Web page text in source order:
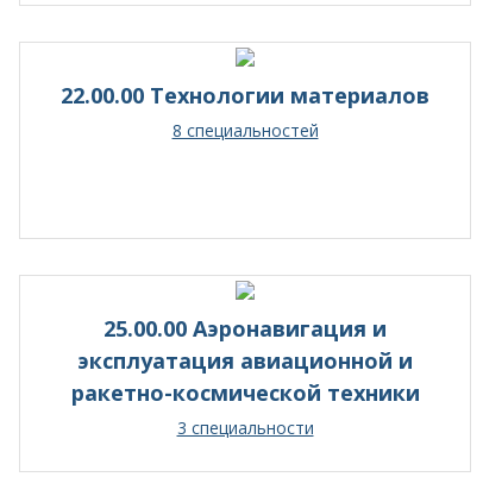
22.00.00 Технологии материалов
8 специальностей
25.00.00 Аэронавигация и
эксплуатация авиационной и
ракетно-космической техники
3 специальности